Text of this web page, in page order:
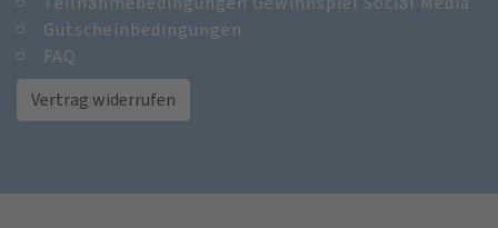
Gutscheinbedingungen
FAQ
Vertrag widerrufen